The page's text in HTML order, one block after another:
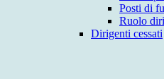
Posti di
Ruolo
Dirigenti cessati